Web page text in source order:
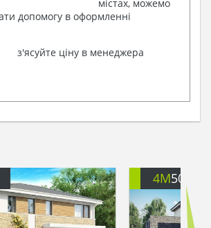
містах, можемо
допомогу в оформленні
з'ясуйте ціну в менеджера
4M503